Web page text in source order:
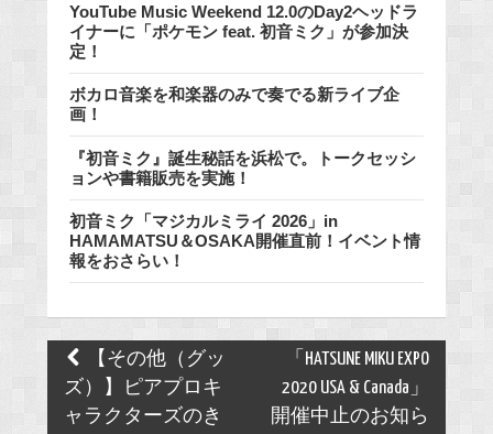
YouTube Music Weekend 12.0のDay2ヘッドラ
イナーに「ポケモン feat. 初音ミク」が参加決
定！
ボカロ音楽を和楽器のみで奏でる新ライブ企
画！
『初音ミク』誕生秘話を浜松で。トークセッシ
ョンや書籍販売を実施！
初音ミク「マジカルミライ 2026」in
HAMAMATSU＆OSAKA開催直前！イベント情
報をおさらい！
Post
navigation
【その他（グッ
ズ）】ピアプロキ
ャラクターズのき
「HATSUNE MIKU EXPO
2020 USA & Canada」
開催中止のお知ら